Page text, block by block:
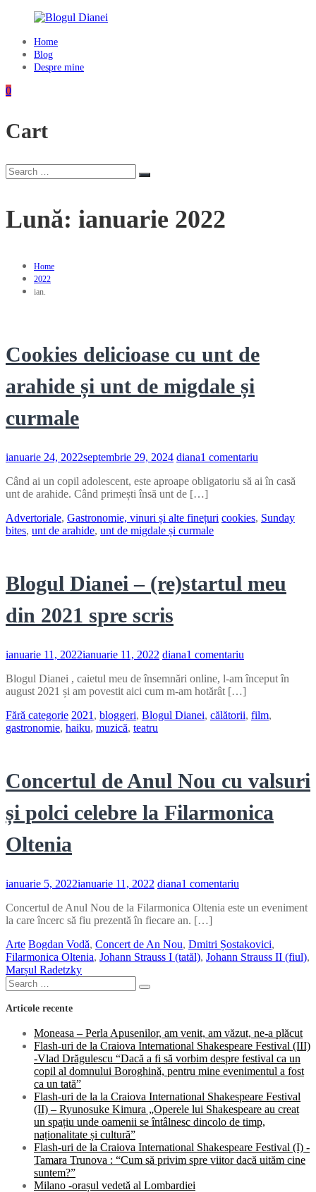
content
Blogul
Dianei
Blognotes
călătorii
și
finețuri
Home
Blog
Despre mine
0
Cart
Search
for:
Search
Lună: ianuarie 2022
Home
2022
ian.
Cookies delicioase cu unt de
arahide și unt de migdale și
curmale
ianuarie 24, 2022septembrie 29, 2024 diana1 comentariu
delicioase
de
migdale
și
Când ai un copil adolescent, este aproape obligatoriu să ai în casă
unt de arahide. Când primești însă unt de […]
Advertoriale, Gastronomie, vinuri și alte finețuri cookies, Sunday
bites, unt de arahide, unt de migdale și curmale
Blogul Dianei – (re)startul meu
din 2021 spre scris
ianuarie 11, 2022ianuarie 11, 2022 diana1 comentariu
Dianei
–
meu
Blogul Dianei , caietul meu de însemnări online, l-am început în
august 2021 și am povestit aici cum m-am hotărât […]
Fără categorie 2021 , bloggeri, Blogul Dianei, călătorii, film,
gastronomie, haiku, muzică, teatru
Concertul de Anul Nou cu valsuri
și polci celebre la Filarmonica
Oltenia
ianuarie 5, 2022ianuarie 11, 2022 diana1 comentariu
de
cu
valsuri
Oltenia
Concertul de Anul Nou de la Filarmonica Oltenia este un eveniment
la care încerc să fiu prezentă în fiecare an. […]
Arte Bogdan Vodă, Concert de An Nou, Dmitri Șostakovici,
Filarmonica Oltenia, Johann Strauss I (tatăl), Johann Strauss II (fiul),
Marșul Radetzky
Search
for:
Search
Articole recente
Moneasa – Perla Apusenilor, am venit, am văzut, ne-a plăcut
Flash-uri de la Craiova International Shakespeare Festival (III)
-Vlad Drăgulescu “Dacă a fi să vorbim despre festival ca un
copil al domnului Boroghină, pentru mine evenimentul a fost
ca un tată”
Flash-uri de la la Craiova International Shakespeare Festival
(II) – Ryunosuke Kimura „Operele lui Shakespeare au creat
un spațiu unde oamenii se întâlnesc dincolo de timp,
naționalitate și cultură”
Flash-uri de la Craiova International Shakespeare Festival (I) -
Tamara Trunova : “Cum să privim spre viitor dacă uităm cine
suntem?”
Milano -orașul vedetă al Lombardiei